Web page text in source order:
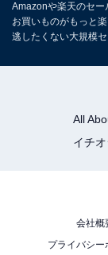
交通手段：JR
で約5分
大人1名（参考
※料金は公式
チェックイン
チェックイン：
Amazonや楽天のセー
お買いものがもっと
逃したくない大規模
All
イチ
会社概
プライバシー